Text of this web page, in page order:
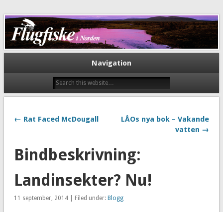
Flugfiske i Norden
Navigation
← Rat Faced McDougall
LÅOs nya bok – Vakande
vatten →
Bindbeskrivning:
Landinsekter? Nu!
11 september, 2014 | Filed under: Blogg